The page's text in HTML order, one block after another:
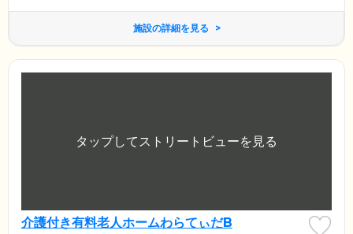
施設の詳細を見る
介護付き有料老人ホームわらてぃだB